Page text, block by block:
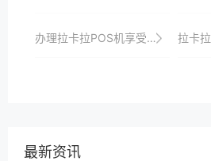
办理拉卡拉POS机享受优质服务，开启全新支付体验 拉卡拉
最新资讯